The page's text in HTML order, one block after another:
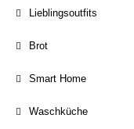
Lieblingsoutfits
Brot
Smart Home
Waschküche